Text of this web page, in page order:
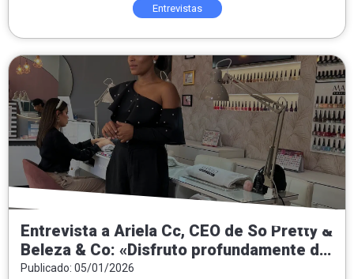
Entrevistas
Entrevista a Ariela Cc, CEO de So Pretty &
Beleza & Co: «Disfruto profundamente de
entregar felicidad a las personas que
Publicado: 05/01/2026